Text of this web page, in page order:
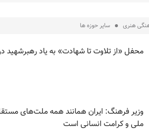
هنری ساير حوزه ها
محفل «از تلاوت تا شهادت» به یاد رهبرشهید
وزیر فرهنگ: ایران همانند همه ملت‌های
ملی و کرامت انسانی است